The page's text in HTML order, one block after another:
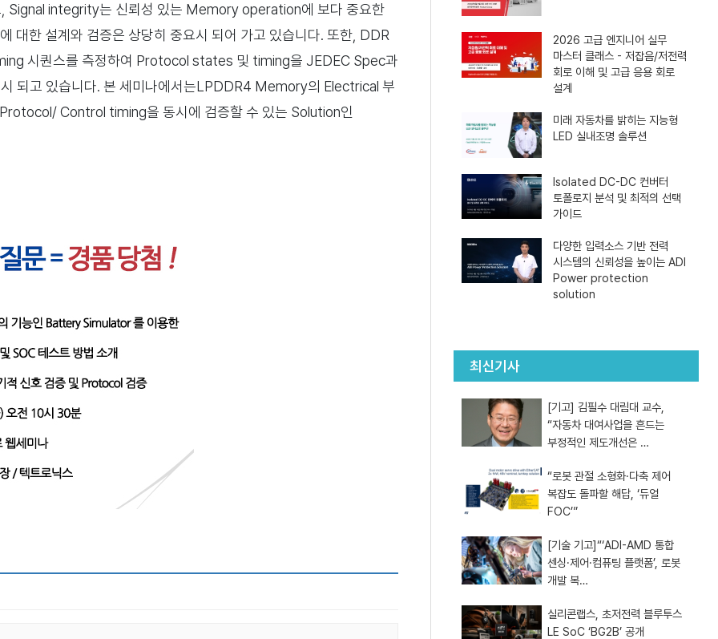
Signal integrity는 신뢰성 있는 Memory operation에 보다 중요한
대한 설계와 검증은 상당히 중요시 되어 가고 있습니다. 또한, DDR
시퀀스를 측정하여 Protocol states 및 timing을 JEDEC Spec과
되고 있습니다. 본 세미나에서는LPDDR4 Memory의 Electrical 부
Control timing을 동시에 검증할 수 있는 Solution인
2026 고급 엔지니어 실무
마스터 클래스 - 저잡음/저전력
회로 이해 및 고급 응용 회로
설계
미래 자동차를 밝히는 지능형
LED 실내조명 솔루션
Isolated DC-DC 컨버터
토폴로지 분석 및 최적의 선택
가이드
다양한 입력소스 기반 전력
시스템의 신뢰성을 높이는 ADI
Power protection
solution
최신기사
[기고] 김필수 대림대 교수,
“자동차 대여사업을 흔드는
부정적인 제도개선은 …
“로봇 관절 소형화·다축 제어
복잡도 돌파할 해답, ‘듀얼
FOC’”
[기술 기고]“‘ADI-AMD 통합
센싱·제어·컴퓨팅 플랫폼’, 로봇
개발 복…
실리콘랩스, 초저전력 블루투스
LE SoC ‘BG2B’ 공개